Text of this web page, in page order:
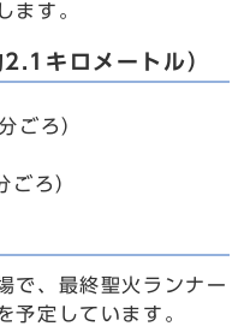
ます。
キロメートル）
ごろ）
ろ）
で、最終聖火ランナー
予定しています。